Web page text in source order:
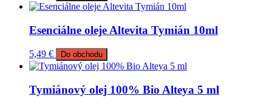
Esenciálne oleje Altevita Tymián 10ml
5,49 € Do obchodu
Tymiánový olej 100% Bio Alteya 5 ml